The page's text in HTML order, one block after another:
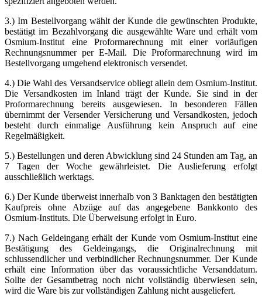
3.) Im Bestellvorgang wählt der Kunde die gewünschten Produkte,
bestätigt im Bezahlvorgang die ausgewählte Ware und erhält vom
Osmium-Institut eine Proformarechnung mit einer vorläufigen
Rechnungsnummer per E-Mail. Die Proformarechnung wird im
Bestellvorgang umgehend elektronisch versendet.
4.) Die Wahl des Versandservice obliegt allein dem Osmium-Institut.
Die Versandkosten im Inland trägt der Kunde. Sie sind in der
Proformarechnung bereits ausgewiesen. In besonderen Fällen
übernimmt der Versender Versicherung und Versandkosten, jedoch
besteht durch einmalige Ausführung kein Anspruch auf eine
Regelmäßigkeit.
5.) Bestellungen und deren Abwicklung sind 24 Stunden am Tag, an
7 Tagen der Woche gewährleistet. Die Auslieferung erfolgt
ausschließlich werktags.
6.) Der Kunde überweist innerhalb von 3 Banktagen den bestätigten
Kaufpreis ohne Abzüge auf das angegebene Bankkonto des
Osmium-Instituts. Die Überweisung erfolgt in Euro.
7.) Nach Geldeingang erhält der Kunde vom Osmium-Institut eine
Bestätigung des Geldeingangs, die Originalrechnung mit
schlussendlicher und verbindlicher Rechnungsnummer. Der Kunde
erhält eine Information über das voraussichtliche Versanddatum.
Sollte der Gesamtbetrag noch nicht vollständig überwiesen sein,
wird die Ware bis zur vollständigen Zahlung nicht ausgeliefert.